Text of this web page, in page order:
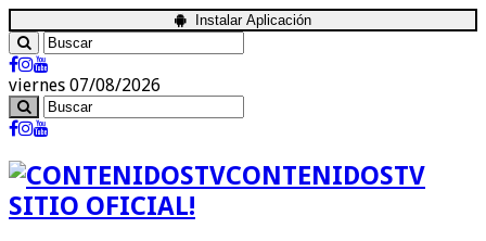
Instalar Aplicación
viernes 07/08/2026
CONTENIDOSTV
SITIO OFICIAL!